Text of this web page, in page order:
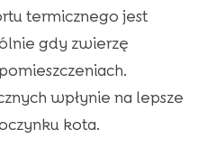
termicznego jest
gdy zwierzę
wpłynie na lepsze
kota.